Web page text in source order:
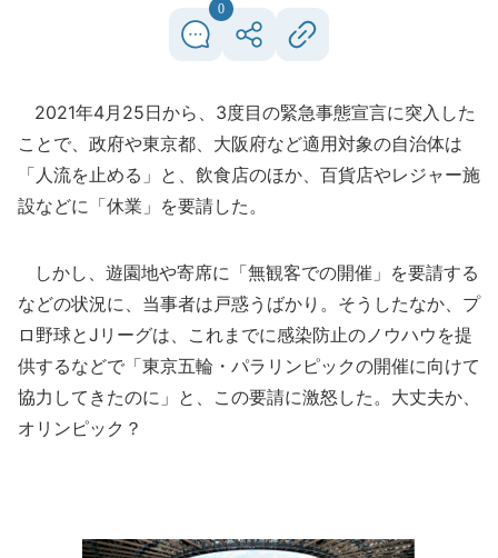
0
2021年4月25日から、3度目の緊急事態宣言に突入した
ことで、政府や東京都、大阪府など適用対象の自治体は
「人流を止める」と、飲食店のほか、百貨店やレジャー施
設などに「休業」を要請した。
しかし、遊園地や寄席に「無観客での開催」を要請する
などの状況に、当事者は戸惑うばかり。そうしたなか、プ
ロ野球とJリーグは、これまでに感染防止のノウハウを提
供するなどで「東京五輪・パラリンピックの開催に向けて
協力してきたのに」と、この要請に激怒した。大丈夫か、
オリンピック？